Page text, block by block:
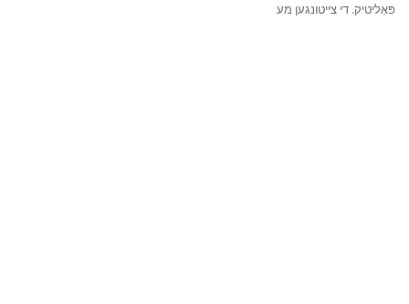
פּאָליטיק. די צייטונגען מע